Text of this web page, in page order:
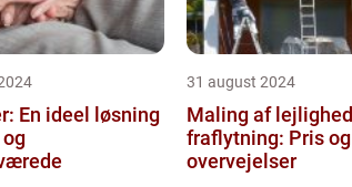
En ideel løsning
31 august 2024
Maling af
fraflytning: Pris og
overvejelser